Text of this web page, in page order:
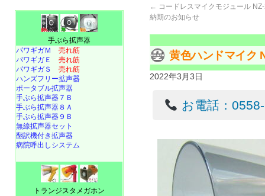
← コードレスマイクモジュール
納期のお知らせ
黄色ハンドマイク
2022年3月3日
お電話：
手ぶら拡声器
パワギガＭ 売れ筋
パワギガＥ 売れ筋
パワギガＳ 売れ筋
ハンズフリー拡声器
ポータブル拡声器
手ぶら拡声器７Ｂ
手ぶら拡声器８Ａ
手ぶら拡声器９Ｂ
無線拡声器セット
翻訳機付き拡声器
病院呼出しシステム
トランジスタメガホン